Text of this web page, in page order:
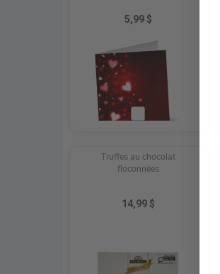
5,99 $
Truffes au chocolat
floconnées
14,99 $